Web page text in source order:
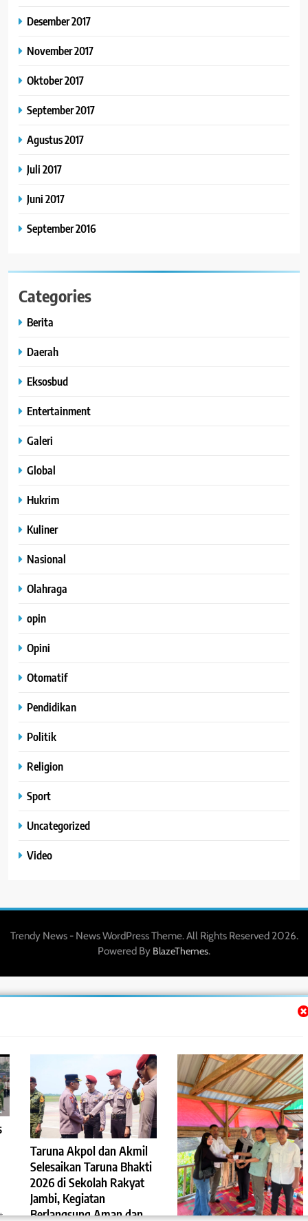
Taruna Akpol dan Akmil
Selesaikan Taruna Bhakti
2026 di Sekolah Rakyat
Jambi, Kegiatan
Berlangsung Aman dan
Desember 2017
November 2017
Oktober 2017
September 2017
Agustus 2017
Juli 2017
Juni 2017
September 2016
Categories
Berita
Daerah
Eksosbud
Entertainment
Galeri
Global
Hukrim
Kuliner
Nasional
Olahraga
opin
Opini
Otomatif
Pendidikan
Politik
Religion
Sport
Uncategorized
Video
Trendy News - News WordPress Theme. All Rights Reserved 2026.
Powered By BlazeThemes.